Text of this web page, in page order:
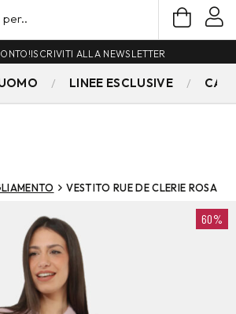
ISCRIVITI ALLA NEWSLETTER
LINEE ESCLUSIVE
VESTITO RUE DE CLERIE ROSA
60%